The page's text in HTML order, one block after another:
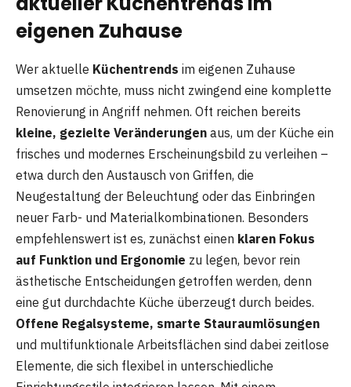
eigenen Zuhause
Wer aktuelle Küchentrends im eigenen Zuhause
umsetzen möchte, muss nicht zwingend eine komplette
Renovierung in Angriff nehmen. Oft reichen bereits
kleine, gezielte Veränderungen aus, um der Küche ein
frisches und modernes Erscheinungsbild zu verleihen –
etwa durch den Austausch von Griffen, die
Neugestaltung der Beleuchtung oder das Einbringen
neuer Farb- und Materialkombinationen. Besonders
empfehlenswert ist es, zunächst einen klaren Fokus
auf Funktion und Ergonomie zu legen, bevor rein
ästhetische Entscheidungen getroffen werden, denn
eine gut durchdachte Küche überzeugt durch beides.
Offene Regalsysteme, smarte Stauraumlösungen
und multifunktionale Arbeitsflächen sind dabei zeitlose
Elemente, die sich flexibel in unterschiedliche